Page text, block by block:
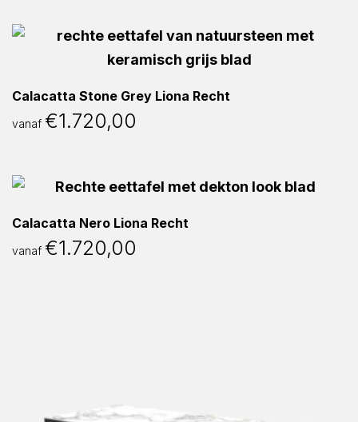
Calacatta Stone Grey Liona Recht
vanaf €1.720,00
Calacatta Nero Liona Recht
vanaf €1.720,00